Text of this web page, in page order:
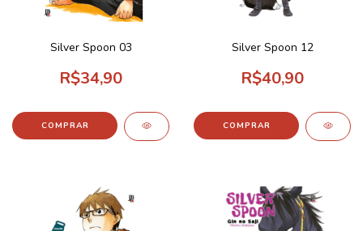
Silver Spoon 03
R$34,90
Silver Spoon 12
R$40,90